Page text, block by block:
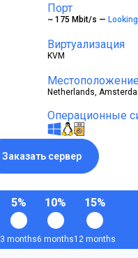
Порт
~ 175 Mbit/s —
Виртуализация
KVM
Местоположение
Netherlands,
Операционные
Заказать сервер
5%
3 months
10%
6 months
15%
12 months